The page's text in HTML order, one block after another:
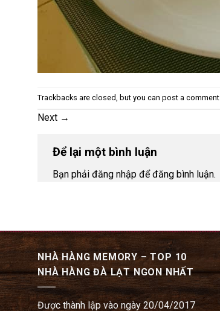
Trackbacks are closed, but you can post a comment
Next →
Để lại một bình luận
Bạn phải đăng nhập để đăng bình luận.
NHÀ HÀNG MEMORY – TOP 10
NHÀ HÀNG ĐÀ LẠT NGON NHẤT
Được thành lập vào ngày 20/04/2017